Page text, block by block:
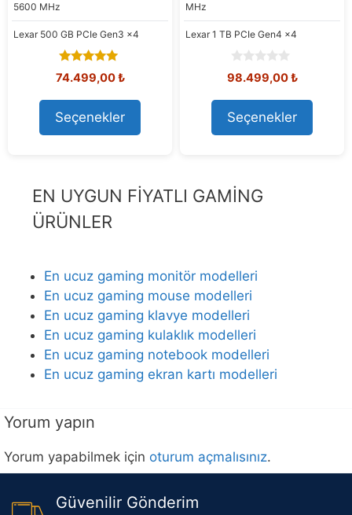
5600 MHz
Lexar 500 GB PCIe Gen3 x4
5.00
out of 5
Orijinal
80.291,15 ₺.
74.499,00₺Şu
Seçenekler
MHz
Lexar 1 TB PCIe Gen4 x4
0
o
u
t
o
f
Orijinal
108.576,92 ₺.
98.499,00₺Şu
Seçenekler
EN UYGUN FİYATLI GAMİNG
ÜRÜNLER
En ucuz gaming monitör modelleri
En ucuz gaming mouse modelleri
En ucuz gaming klavye modelleri
En ucuz gaming kulaklık modelleri
En ucuz gaming notebook modelleri
En ucuz gaming ekran kartı modelleri
Yorum yapın
Yorum yapabilmek için oturum açmalısınız.
Güvenilir Gönderim